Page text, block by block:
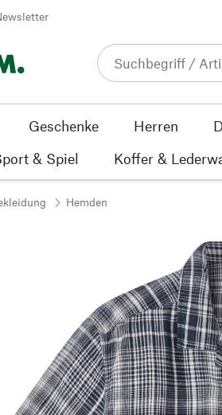
Geschenke Herren
& Spiel
Koffer &
Hemden